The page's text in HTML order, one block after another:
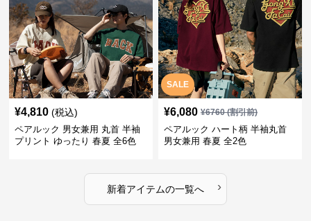
¥4,810 (税込)
ペアルック 男女兼用 丸首 半袖
プリント ゆったり 春夏 全6色
SALE
¥6,080 ¥6760(割引前)
ペアルック ハート柄 半袖丸首
男女兼用 春夏 全2色
新着アイテムの一覧へ ›